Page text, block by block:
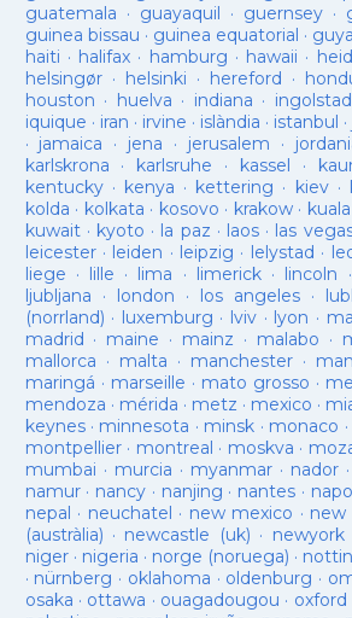
guatemala · guayaquil · guernsey·
guinea bissau · guinea equatorial ·
haiti · halifax · hamburg · hawaii ·
helsingør· helsinki · hereford ·
houston · huelva · indiana ·
iquique · iran · irvine · islàndia · istanbul ·
· jamaica · jena · jerusalem ·
karlskrona · karlsruhe · kassel ·
kentucky· kenya · kettering · kiev·
kolda · kolkata · kosovo · krakow·
kuwait· kyoto · la paz · laos· las
leicester· leiden · leipzig · lelystad ·
liege · lille · lima · limerick· lincoln ·
ljubljana · london · los angeles·
(norrland) · luxemburg · lviv · lyon ·
madrid · maine · mainz · malabo ·
mallorca · malta · manchester·
maringá · marseille · mato grosso ·
mendoza · mérida · metz · mexico ·
keynes· minnesota · minsk · monaco ·
montpellier· montreal · moskva ·
mumbai · murcia · myanmar· nador ·
namur· nancy · nanjing · nantes ·
nepal · neuchatel · new mexico · new
(austràlia) · newcastle (uk) · newyork
niger· nigeria · norge (noruega) ·
· nürnberg · oklahoma · oldenburg ·
osaka · ottawa · ouagadougou · oxford